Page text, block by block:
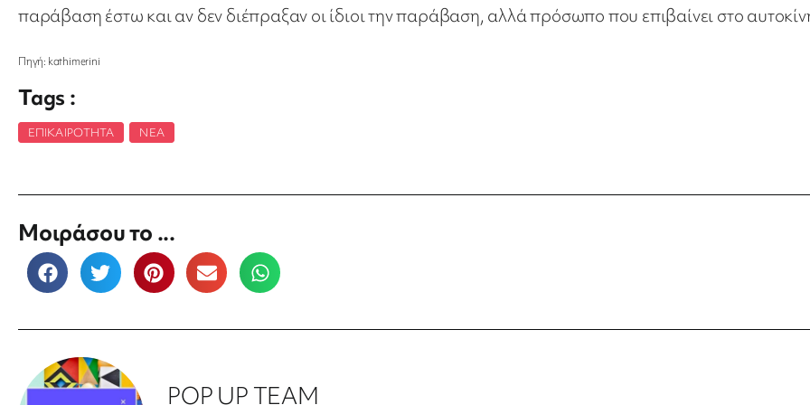
παράβαση έστω και αν δεν διέπραξαν οι ίδιοι την παράβαση, αλλά πρόσωπο που επιβαίνει στο
Πηγή: kathimerini
Tags :
ΕΠΙΚΑΙΡΌΤΗΤΑ ΝΈΑ
Μοιράσου το ...
POP UP TEAM